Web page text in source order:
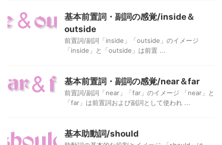
基本前置詞・副詞の感覚/inside＆
outside
前置詞/副詞「inside」「outside」のイメージ
「inside」と「outside」は前置 ...
基本前置詞・副詞の感覚/near＆far
前置詞/副詞「near」「far」のイメージ 「near」と
「far」は前置詞および副詞として使われ ...
基本助動詞/should